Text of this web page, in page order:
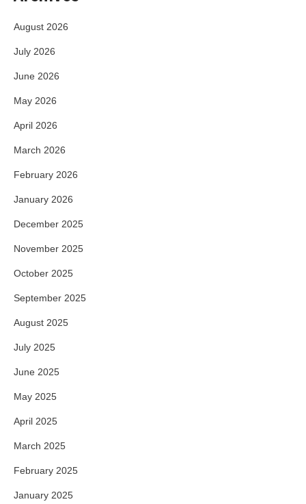
August 2026
July 2026
June 2026
May 2026
April 2026
March 2026
February 2026
January 2026
December 2025
November 2025
October 2025
September 2025
August 2025
July 2025
June 2025
May 2025
April 2025
March 2025
February 2025
January 2025